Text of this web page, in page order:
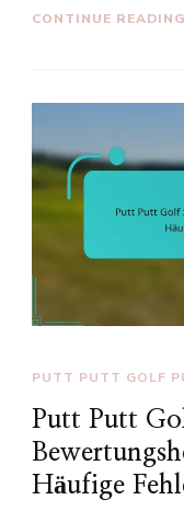
CONTINUE READING
PUTT PUTT GOLF
Putt Putt
Häufige